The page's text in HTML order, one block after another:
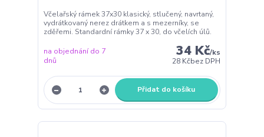
Včelařský rámek 37x30 klasický, stlučený, navrtaný,
vydrátkovaný nerez drátkem a s mezerníky, se
zděřemi. Standardní rámky 37 x 30, do včelích úlů.
34 Kč/ks
28 Kčbez DPH
na objednání do 7
dnů
Přidat do košíku